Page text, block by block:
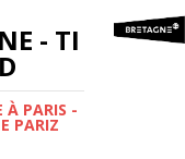
- TI
À PARIS -
PARIZ